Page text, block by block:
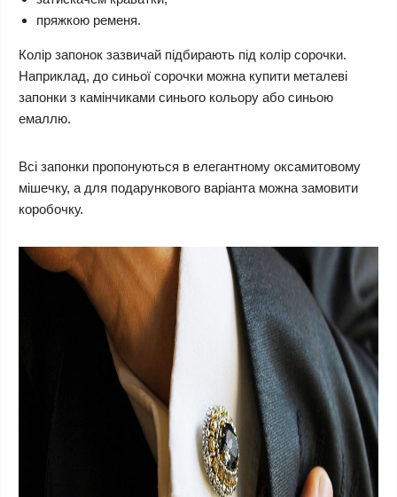
пряжкою ременя.
Колір запонок зазвичай підбирають під колір сорочки.
Наприклад, до синьої сорочки можна купити металеві
запонки з камінчиками синього кольору або синьою
емаллю.
Всі запонки пропонуються в елегантному оксамитовому
мішечку, а для подарункового варіанта можна замовити
коробочку.